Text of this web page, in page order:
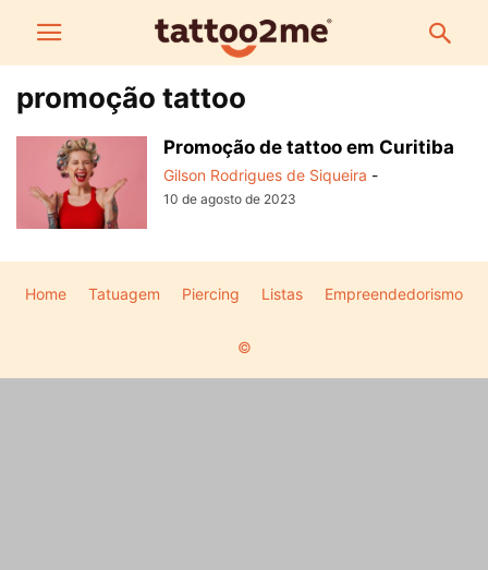
promoção tattoo
Promoção de tattoo em Curitiba
Gilson Rodrigues de Siqueira -
10 de agosto de 2023
Home Tatuagem Piercing Listas Empreendedorismo
©